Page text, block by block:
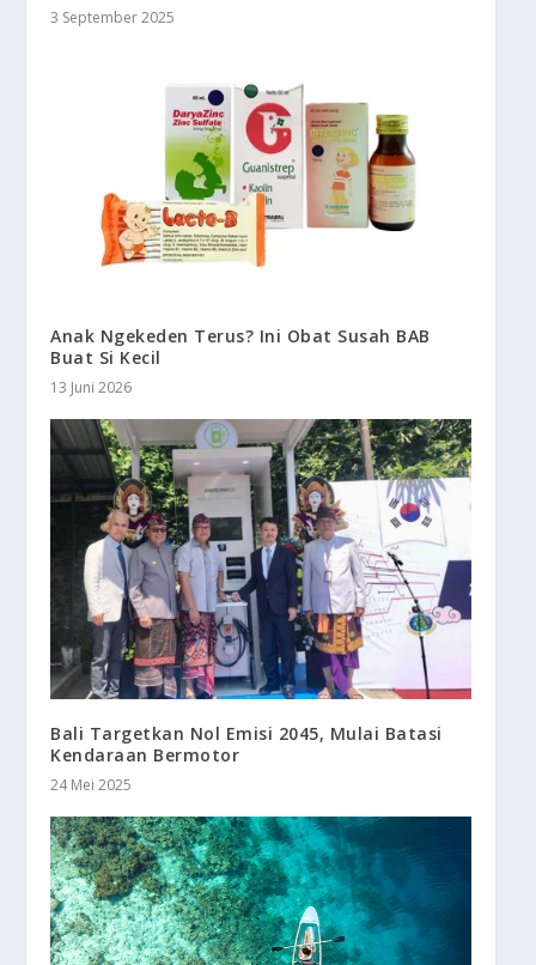
3 September 2025
Anak Ngekeden Terus? Ini Obat Susah BAB
Buat Si Kecil
13 Juni 2026
Bali Targetkan Nol Emisi 2045, Mulai Batasi
Kendaraan Bermotor
24 Mei 2025